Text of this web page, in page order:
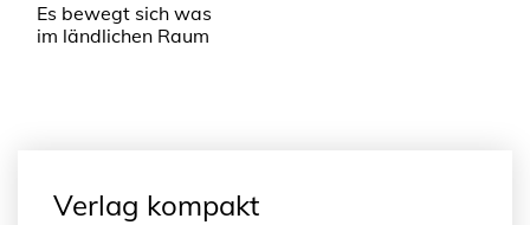
Es bewegt sich was
im ländlichen Raum
Verlag kompakt